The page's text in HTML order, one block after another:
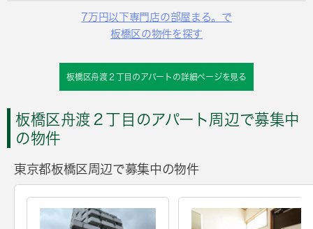
7万円以下専門店の部屋まる。で
板橋区の物件を探す
板橋区舟渡２丁目のアパートの詳細ページを見る
板橋区舟渡２丁目のアパート周辺で募集中
の物件
東京都板橋区周辺で募集中の物件